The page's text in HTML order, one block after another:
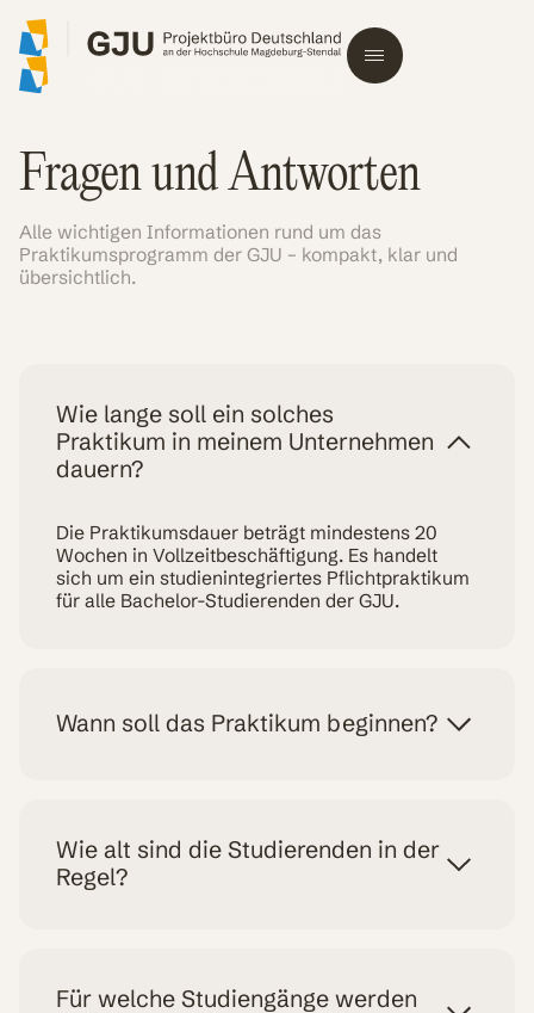
Fragen und Antworten
Alle wichtigen Informationen rund um das
Praktikumsprogramm der GJU – kompakt, klar und
übersichtlich.
Wie lange soll ein solches
Praktikum in meinem Unternehmen
dauern?
Die Praktikumsdauer beträgt mindestens 20
Wochen in Vollzeitbeschäftigung. Es handelt
sich um ein studienintegriertes Pflichtpraktikum
für alle Bachelor-Studierenden der GJU.
Wann soll das Praktikum beginnen?
Wie alt sind die Studierenden in der
Regel?
Für welche Studiengänge werden